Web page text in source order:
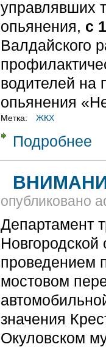
управлявших
опьянения, с
Валдайского
водителей на
опьянения
Метка: ЖКХ
Подробнее
опубликовано
Департамент
проведением
мостовом
значения
Окуловском